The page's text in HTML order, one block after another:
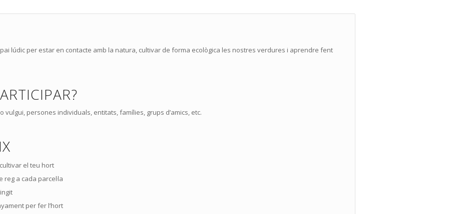
lúdic per estar en contacte amb la natura, cultivar de forma ecològica les nostres verdures i aprendre fent
vulgui, persones individuals, entitats, famílies, grups d’amics, etc.
el teu hort
a cada parcel·la
per fer l’hort